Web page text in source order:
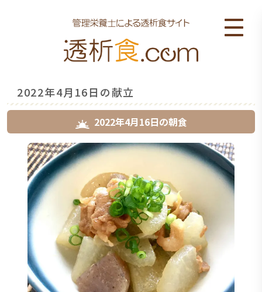
2022年4月16日の献立
2022年4月16日の朝食